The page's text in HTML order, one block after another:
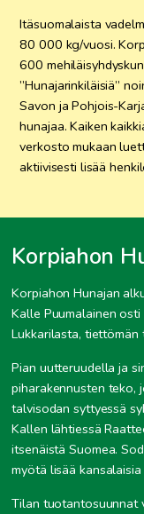
Itäsuomalaista
80 000 kg/vuosi.
600
”Hunajarinkiläisiä”
Savon ja Pohjois-
hunajaa. Kaiken
verkosto mukaan
aktiivisesti lisää
Korpiahon
Korpiahon Hunajan
Kalle Puumalainen
Lukkarilasta, tiettömän
Pian uutteruudella ja
piharakennusten teko,
talvisodan syttyessä
Kallen lähtiessä
itsenäistä Suomea.
myötä lisää
Tilan tuotantosuunnat